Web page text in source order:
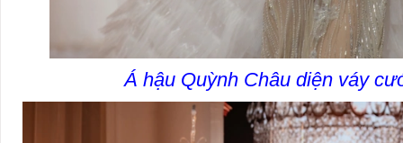
Á hậu Quỳnh Châu diện váy